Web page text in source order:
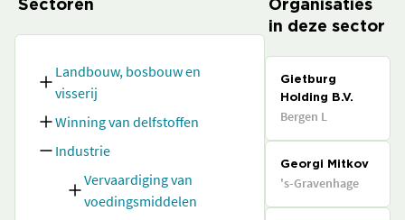
Sectoren
Landbouw, bosbouw en
visserij
Winning van delfstoffen
Industrie
Vervaardiging van
voedingsmiddelen
Organisaties
in deze sector
Gietburg
Holding B.V.
Bergen L
Georgi Mitkov
's-Gravenhage